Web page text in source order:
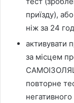
приїзду),
ніж за 24
активувати
за місцем
повторне